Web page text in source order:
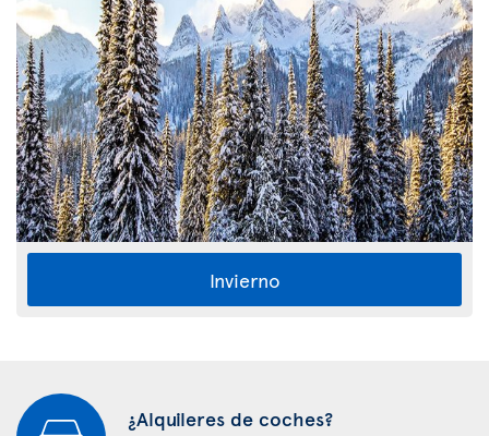
Invierno
¿Alquileres de coches?